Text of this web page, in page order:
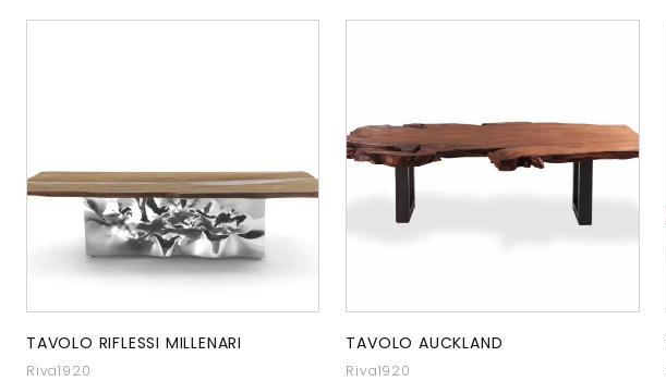
TAVOLO RIFLESSI MILLENARI
Riva1920
TAVOLO AUCKLAND
Riva1920